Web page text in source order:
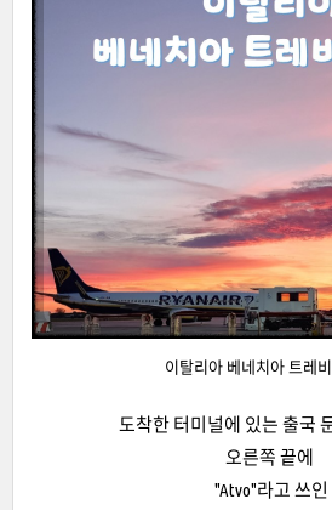
이탈리아 베네치아 트레
도착한 터미널에 있는 출국
오른쪽 끝에
"Atvo"라고 쓰인